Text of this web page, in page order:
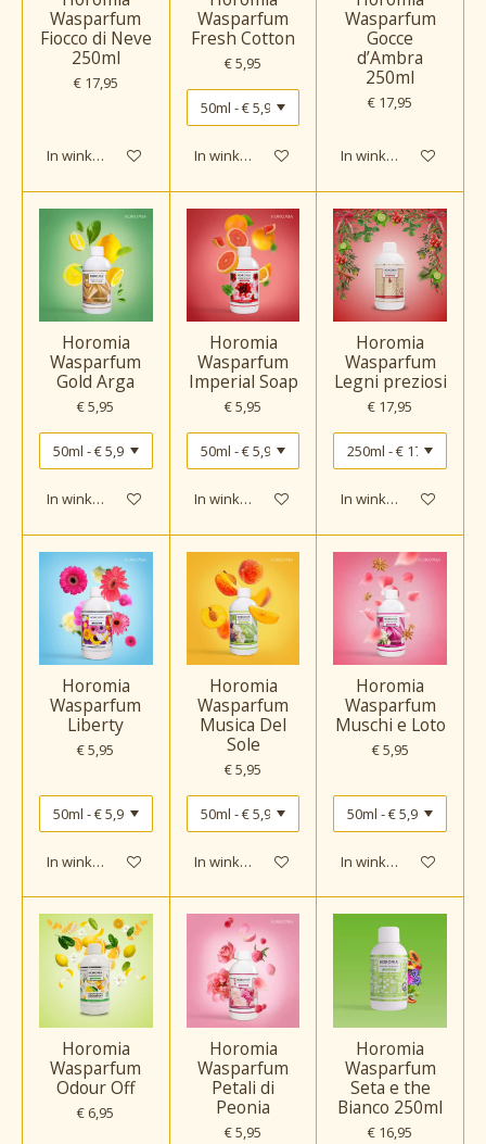
Wasparfum
Fiocco di Neve
250ml
€ 17,95
In winkelwagen
Wasparfum
Fresh Cotton
€ 5,95
In winkelwagen
Wasparfum
Gocce
d’Ambra
250ml
€ 17,95
In winkelwagen
Horomia
Wasparfum
Gold Arga
€ 5,95
In winkelwagen
Horomia
Wasparfum
Imperial Soap
€ 5,95
In winkelwagen
Horomia
Wasparfum
Legni preziosi
€ 17,95
In winkelwagen
Horomia
Wasparfum
Liberty
€ 5,95
In winkelwagen
Horomia
Wasparfum
Musica Del
Sole
€ 5,95
In winkelwagen
Horomia
Wasparfum
Muschi e Loto
€ 5,95
In winkelwagen
Horomia
Wasparfum
Odour Off
€ 6,95
Horomia
Wasparfum
Petali di
Peonia
€ 5,95
Horomia
Wasparfum
Seta e the
Bianco 250ml
€ 16,95